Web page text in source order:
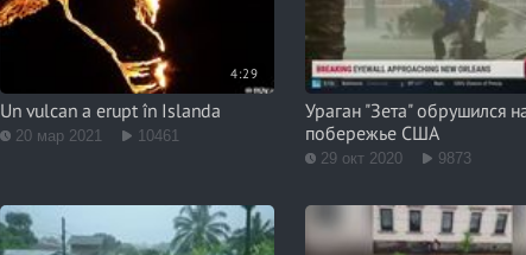
4:29
Un vulcan a erupt în Islanda
20 мар 2021 10461
Ураган "Зета" обрушился
побережье США
29 окт 2020 9873